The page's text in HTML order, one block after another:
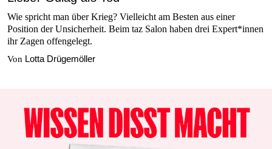
Wie spricht man über Krieg? Vielleicht am Besten aus einer
Position der Unsicherheit. Beim taz Salon haben drei Ex­per­t*in­nen
ihr Zagen offengelegt.
Von Lotta Drügemöller